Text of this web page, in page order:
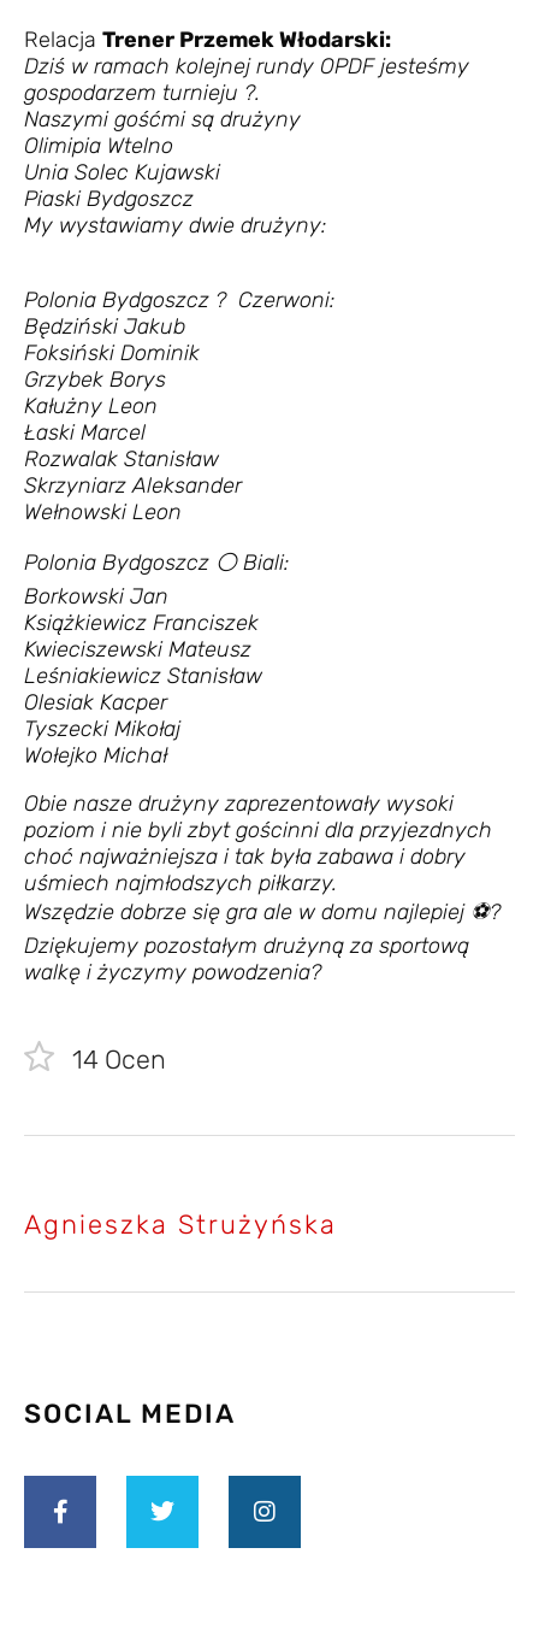
Relacja Trener Przemek Włodarski:
Dziś w ramach kolejnej rundy OPDF jesteśmy
gospodarzem turnieju ?️.
Naszymi gośćmi są drużyny
Olimipia Wtelno
Unia Solec Kujawski
Piaski Bydgoszcz
My wystawiamy dwie drużyny:
Polonia Bydgoszcz ? Czerwoni:
Będziński Jakub
Foksiński Dominik
Grzybek Borys
Kałużny Leon
Łaski Marcel
Rozwalak Stanisław
Skrzyniarz Aleksander
Wełnowski Leon
Polonia Bydgoszcz ⚪ Biali:
Borkowski Jan
Książkiewicz Franciszek
Kwieciszewski Mateusz
Leśniakiewicz Stanisław
Olesiak Kacper
Tyszecki Mikołaj
Wołejko Michał
Obie nasze drużyny zaprezentowały wysoki
poziom i nie byli zbyt gościnni dla przyjezdnych
choć najważniejsza i tak była zabawa i dobry
uśmiech najmłodszych piłkarzy.
Wszędzie dobrze się gra ale w domu najlepiej ⚽️?
Dziękujemy pozostałym drużyną za sportową
walkę i życzymy powodzenia?
14 Ocen
Agnieszka Strużyńska
SOCIAL MEDIA